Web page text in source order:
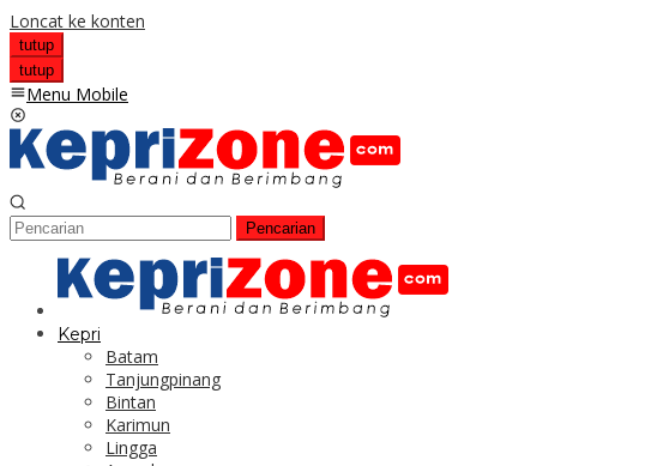
Loncat ke konten
tutup
tutup
Menu Mobile
Pencarian
Kepri
Batam
Tanjungpinang
Bintan
Karimun
Lingga